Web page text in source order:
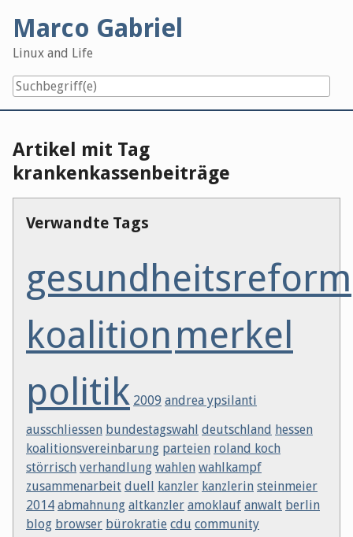
content
Marco Gabriel
Linux and Life
Artikel mit Tag
krankenkassenbeiträge
Verwandte Tags
gesundheitsreform
koalitionmerkel
politik 2009 andrea ypsilanti
ausschliessen bundestagswahl deutschland hessen
koalitionsvereinbarung parteien roland koch
störrisch verhandlung wahlen wahlkampf
zusammenarbeit duell kanzler kanzlerin steinmeier
2014 abmahnung altkanzler amoklauf anwalt berlin
blog browser bürokratie cdu community